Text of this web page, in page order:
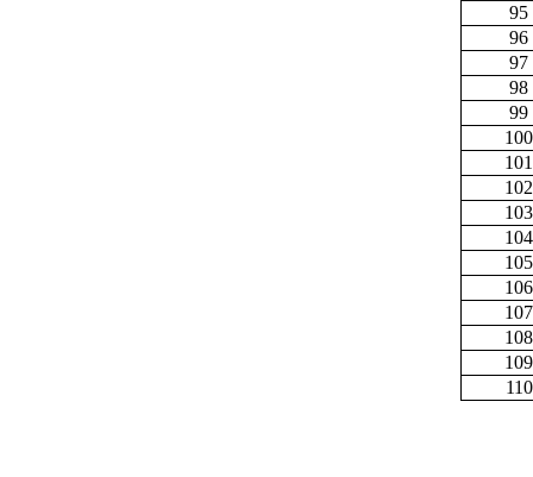
95
96
97
98
99
100
101
102
103
104
105
106
107
108
109
110